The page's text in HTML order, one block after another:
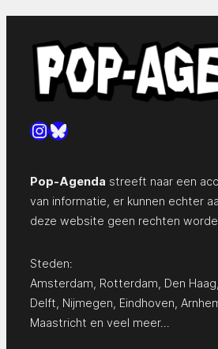
Instagram
Bluesky
Pop-Agenda streeft naar een
van informatie, er kunnen echter
deze website geen rechten
Steden:
Amsterdam Rotterdam Den Haag
Delft Nijmegen Eindhoven
Maastricht en veel meer…